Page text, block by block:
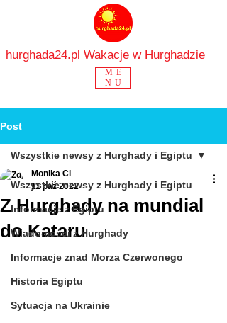
hurghada24.pl Wakacje w Hurghadzie
ME
NU
Post
Wszystkie newsy z Hurghady i Egiptu
Informacje z Egiptu
Wiadomości z Hurghady
Informacje znad Morza Czerwonego
Historia Egiptu
Sytuacja na Ukrainie
Wszystkie newsy z Hurghady i Egiptu
Z Hurghady na mundial
do Kataru
Monika Ci
11 paź 2022